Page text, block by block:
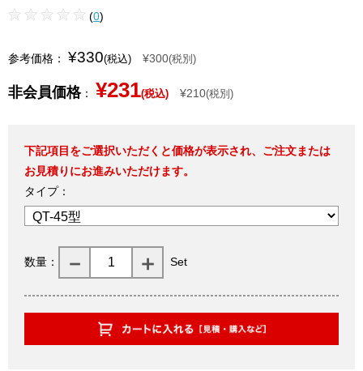
(0)
参考価格： ¥330(税込) ¥300(税別)
非会員価格： ¥231(税込) ¥210(税別)
下記項目をご選択いただくと価格が表示され、ご注文または
お見積りにお進みいただけます。
タイプ：
数量： Set